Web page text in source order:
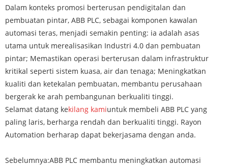
Dalam konteks promosi berterusan pendigitalan dan
pembuatan pintar, ABB PLC, sebagai komponen kawalan
automasi teras, menjadi semakin penting: ia adalah asas
utama untuk merealisasikan Industri 4.0 dan pembuatan
pintar; Memastikan operasi berterusan dalam infrastruktur
kritikal seperti sistem kuasa, air dan tenaga; Meningkatkan
kualiti dan ketekalan pembuatan, membantu perusahaan
bergerak ke arah pembangunan berkualiti tinggi.
Selamat datang kekilang kamiuntuk membeli ABB PLC yang
paling laris, berharga rendah dan berkualiti tinggi. Rayon
Automation berharap dapat bekerjasama dengan anda.
Sebelumnya:ABB PLC membantu meningkatkan automasi